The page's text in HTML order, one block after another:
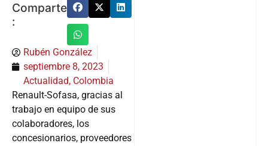
Comparte
:
Rubén González
septiembre 8, 2023
Actualidad, Colombia
Renault-Sofasa, gracias al
trabajo en equipo de sus
colaboradores, los
concesionarios, proveedores